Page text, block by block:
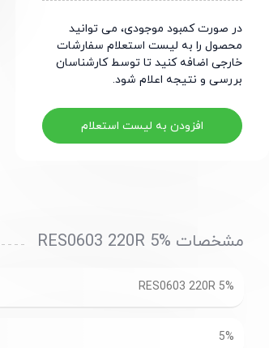
در صورت کمبود موجودی، می توانید
محصول را به لیست استعلام سفارشات
خارجی اضافه کنید تا توسط کارشناسان
بررسی و نتیجه اعلام شود.
افزودن به لیست استعلام
مشخصات RES0603 220R 5%
RES0603 220R 5%
5%